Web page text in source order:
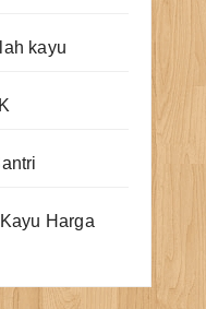
kayu
Harga